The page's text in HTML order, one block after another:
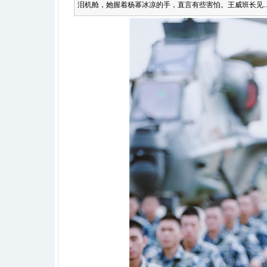
泪机舱，她握着杨幂冰凉的手，直言有些害怕。王威班长见